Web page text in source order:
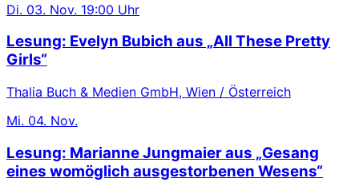
Di. 03. Nov. 19:00 Uhr
Lesung: Evelyn Bubich aus „All These Pretty
Girls“
Thalia Buch & Medien GmbH, Wien / Österreich
Mi. 04. Nov.
Lesung: Marianne Jungmaier aus „Gesang
eines womöglich ausgestorbenen Wesens“